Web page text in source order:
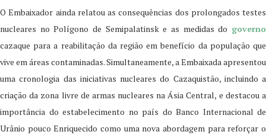
O Embaixador ainda relatou as consequências dos prolongados testes
nucleares no Polígono de Semipalatinsk e as medidas do governo
cazaque para a reabilitação da região em benefício da população que
vive em áreas contaminadas. Simultaneamente, a Embaixada apresentou
uma cronologia das iniciativas nucleares do Cazaquistão, incluindo a
criação da zona livre de armas nucleares na Ásia Central, e destacou a
importância do estabelecimento no país do Banco Internacional de
Urânio pouco Enriquecido como uma nova abordagem para reforçar o